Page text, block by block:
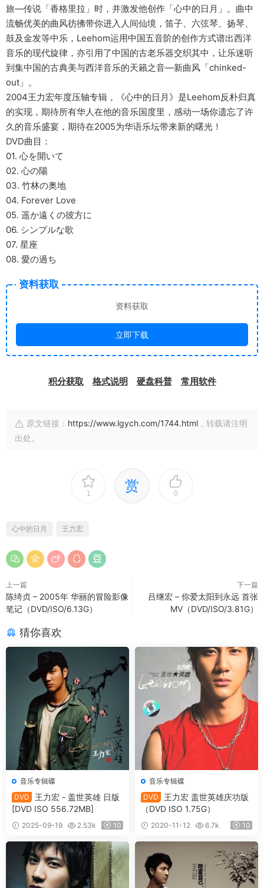
旅—传说「香格里拉」时，并激发他创作「心中的日月」。曲中
流畅优美的曲风彷彿带你进入人间仙境，笛子、六弦琴、扬琴、
鼓及金发等中乐，Leehom运用中国五音阶的创作方式谱出西洋
音乐的现代旋律，亦引用了中国的古老乐器交织其中，让乐迷听
到集中国的古典美与西洋音乐的天籟之音—新曲风「chinked-
out」。
2004王力宏年度压轴专辑，《心中的日月》是Leehom反朴归真
的实现，期待所有华人在他的音乐国度里，感动一场你遗忘了许
久的音乐盛宴，期待在2005为华语乐坛带来新的曙光！
DVD曲目：
01. 心を開いて
02. 心の陽
03. 竹林の奥地
04. Forever Love
05. 遥か遠くの彼方に
06. シンプルな歌
07. 星座
08. 愛の過ち
资料获取
资料获取
立即下载
积分获取 格式说明 硬盘科普 常用软件
原文链接： https://www.lgych.com/1744.html ，转载请注明
出处。
1 赏 0
心中的日月 王力宏
上一篇
陈绮贞 – 2005年 华丽的冒险影像
笔记（DVD/ISO/6.13G）
下一篇
吕继宏 – 你爱太阳到永远 首张
MV（DVD/ISO/3.81G）
猜你喜欢
音乐专辑碟
DVD
王力宏 - 盖世英雄 日版
[DVD ISO 556.72MB]
2025-09-19 2.53k 10
音乐专辑碟
DVD
王力宏 盖世英雄庆功版
（DVD ISO 1.75G）
2020-11-12 6.7k 10